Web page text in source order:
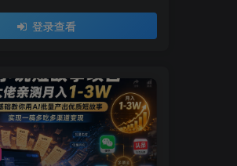
登录查看